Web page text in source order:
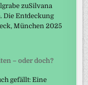
zuSilvana
Die Entdeckung
München 2025
– oder doch?
gefällt: Eine